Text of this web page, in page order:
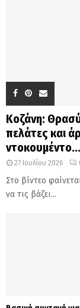
Κοζάνη:
πελάτες και
ντοκουμέντο...
27 Ιουλίου 2026
Στο βίντεο
να τις βάζει...